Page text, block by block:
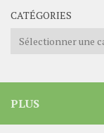
CATÉGORIES
Catégories
PLUS